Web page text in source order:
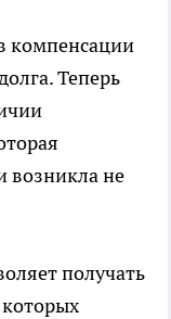
компенсации
Теперь
возникла не
получать